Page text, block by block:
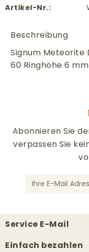
Artikel-Nr.:
Beschreibung
Signum Meteorite
60 Ringhöhe 6
Abonnieren Sie
verpassen Sie
Service E-Mail
Einfach bezahlen